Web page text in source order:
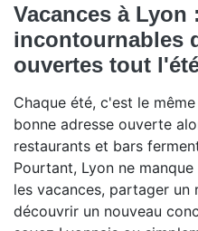
Vacances à Lyon
incontournables
ouvertes tout
Chaque été, c'est le
bonne adresse ouverte
restaurants et bars
Pourtant, Lyon ne
les vacances, partager un
découvrir un nouveau